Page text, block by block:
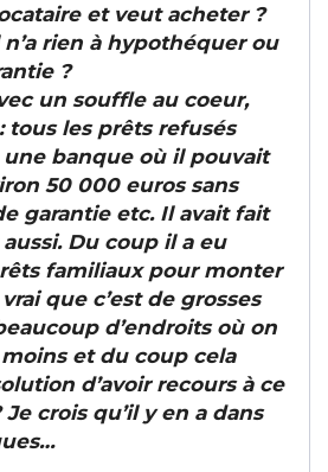
et veut acheter ?
n’a rien à hypothéquer ou
?
un souffle au coeur,
tous les prêts refusés
banque où il pouvait
50 000 euros sans
garantie etc. Il avait fait
Du coup il a eu
familiaux pour monter
vrai que c’est de grosses
d’endroits où on
et du coup cela
d’avoir recours à ce
crois qu’il y en a dans